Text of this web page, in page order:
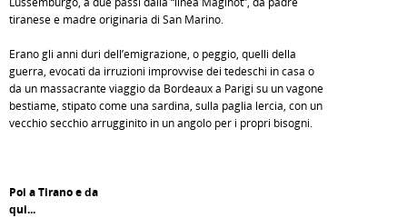
tiranese e madre originaria di San Marino.
Erano gli anni duri dell’emigrazione, o peggio, quelli della
guerra, evocati da irruzioni improvvise dei tedeschi in casa o
da un massacrante viaggio da Bordeaux a Parigi su un vagone
bestiame, stipato come una sardina, sulla paglia lercia, con un
vecchio secchio arrugginito in un angolo per i propri bisogni.
Poi a Tirano e da
qui...